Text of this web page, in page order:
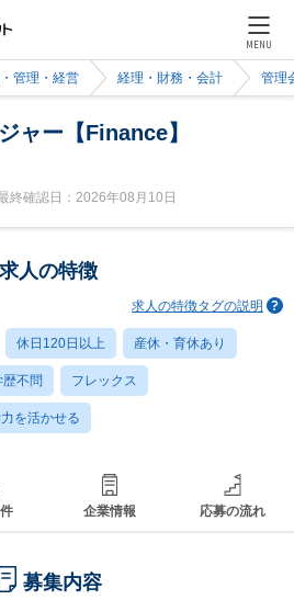
MENU
管理・経営 経理・財務・会計 管理
ャー【Finance】
確認日：2026年08月10日
求人の特徴
求人の特徴タグの説明
休日120日以上 産休・育休あり
歴不問 フレックス
を活かせる
企業情報 応募の流れ
募集内容